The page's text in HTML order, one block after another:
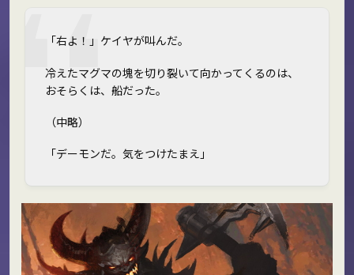
「右よ！」ケイヤが叫んだ。
冷えたマグマの塊を切り裂いて向かってくるのは、
おそらくは、船だった。
（中略）
「デーモンだ。気をつけたまえ」